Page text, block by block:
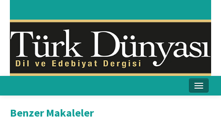
Benzer Makaleler